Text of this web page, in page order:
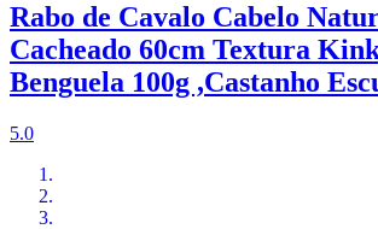
Rabo de Cavalo Cabelo
Cacheado 60cm Textura
Benguela 100g ,Castanho
5.0